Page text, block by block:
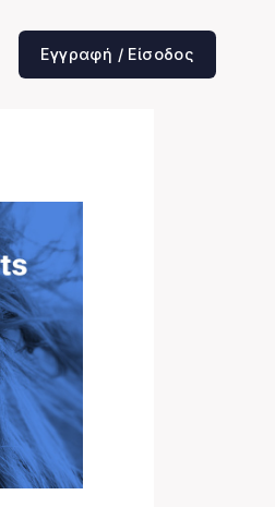
Εγγραφή / Είσοδος